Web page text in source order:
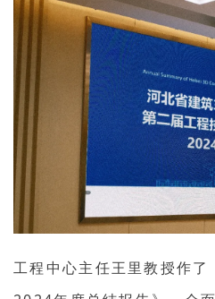
工程中心主任王里教授作